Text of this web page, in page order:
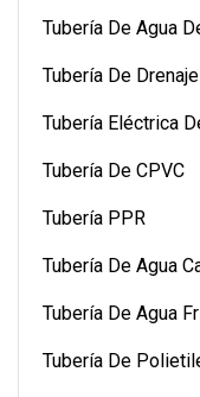
Tubería De Agua
Tubería De
Tubería Eléctrica
Tubería De CPVC
Tubería PPR
Tubería De Agua
Tubería De Agua
Tubería De